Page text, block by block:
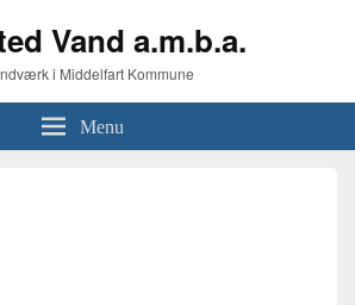
Vand a.m.b.a.
i Middelfart Kommune
Menu